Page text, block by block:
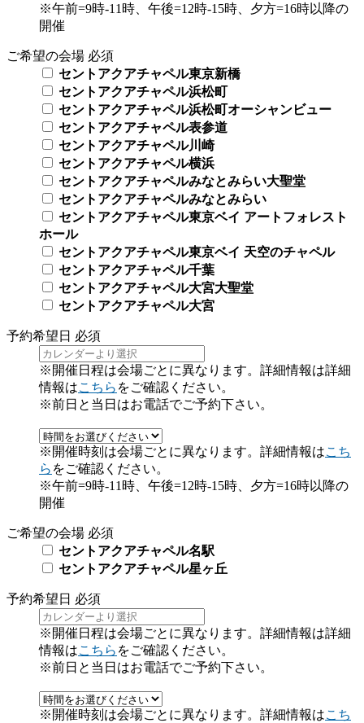
※午前=9時-11時、午後=12時-15時、夕方=16時以降の
開催
ご希望の会場 必須
セントアクアチャペル東京新橋
セントアクアチャペル浜松町
セントアクアチャペル浜松町オーシャンビュー
セントアクアチャペル表参道
セントアクアチャペル川崎
セントアクアチャペル横浜
セントアクアチャペルみなとみらい大聖堂
セントアクアチャペルみなとみらい
セントアクアチャペル東京ベイ アートフォレスト
ホール
セントアクアチャペル東京ベイ 天空のチャペル
セントアクアチャペル千葉
セントアクアチャペル大宮大聖堂
セントアクアチャペル大宮
予約希望日 必須
※開催日程は会場ごとに異なります。詳細情報は詳細
情報はこちら をご確認ください。
※前日と当日はお電話でご予約下さい。
※開催時刻は会場ごとに異なります。詳細情報はこち
ら をご確認ください。
※午前=9時-11時、午後=12時-15時、夕方=16時以降の
開催
ご希望の会場 必須
セントアクアチャペル名駅
セントアクアチャペル星ヶ丘
予約希望日 必須
※開催日程は会場ごとに異なります。詳細情報は詳細
情報はこちら をご確認ください。
※前日と当日はお電話でご予約下さい。
※開催時刻は会場ごとに異なります。詳細情報はこち